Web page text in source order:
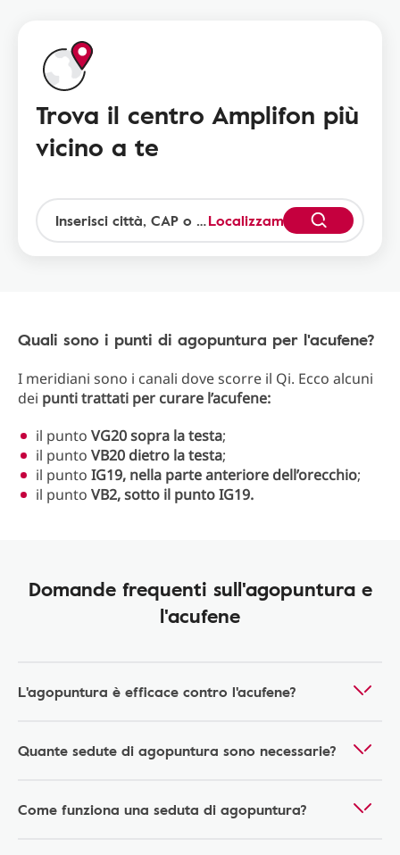
Trova il centro Amplifon più
vicino a te
Localizzami
Quali sono i punti di agopuntura per l'acufene?
I meridiani sono i canali dove scorre il Qi. Ecco alcuni
dei punti trattati per curare l’acufene:
il punto VG20 sopra la testa;
il punto VB20 dietro la testa;
il punto IG19, nella parte anteriore dell’orecchio;
il punto VB2, sotto il punto IG19.
Domande frequenti sull'agopuntura e
l'acufene
L'agopuntura è efficace contro l'acufene?
Quante sedute di agopuntura sono necessarie?
Come funziona una seduta di agopuntura?